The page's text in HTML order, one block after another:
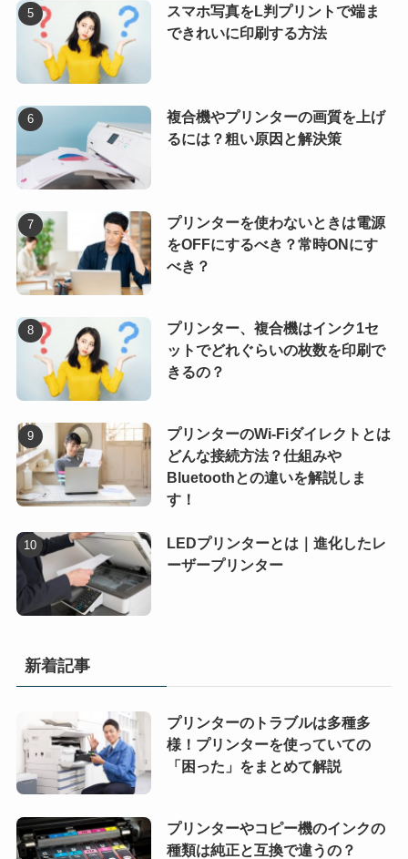
スマホ写真をL判プリントで端ま
できれいに印刷する方法
複合機やプリンターの画質を上げ
るには？粗い原因と解決策
プリンターを使わないときは電源
をOFFにするべき？常時ONにす
べき？
プリンター、複合機はインク1セ
ットでどれぐらいの枚数を印刷で
きるの？
プリンターのWi-Fiダイレクトとは
どんな接続方法？仕組みや
Bluetoothとの違いを解説しま
す！
LEDプリンターとは｜進化したレ
ーザープリンター
新着記事
プリンターのトラブルは多種多
様！プリンターを使っていての
「困った」をまとめて解説
プリンターやコピー機のインクの
種類は純正と互換で違うの？